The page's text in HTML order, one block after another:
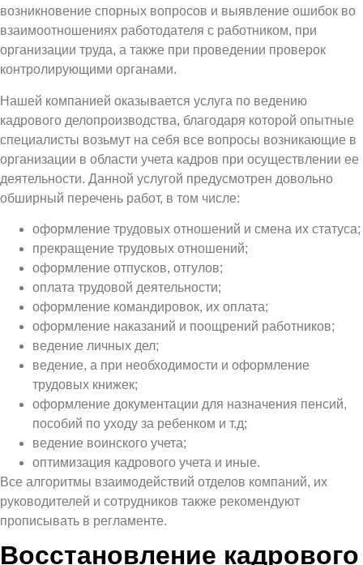
возникновение спорных вопросов и выявление ошибок во
взаимоотношениях работодателя с работником, при
организации труда, а также при проведении проверок
контролирующими органами.
Нашей компанией оказывается услуга по ведению
кадрового делопроизводства, благодаря которой опытные
специалисты возьмут на себя все вопросы возникающие в
организации в области учета кадров при осуществлении ее
деятельности. Данной услугой предусмотрен довольно
обширный перечень работ, в том числе:
оформление трудовых отношений и смена их статуса;
прекращение трудовых отношений;
оформление отпусков, отгулов;
оплата трудовой деятельности;
оформление командировок, их оплата;
оформление наказаний и поощрений работников;
ведение личных дел;
ведение, а при необходимости и оформление
трудовых книжек;
оформление документации для назначения пенсий,
пособий по уходу за ребенком и т.д;
ведение воинского учета;
оптимизация кадрового учета и иные.
Все алгоритмы взаимодействий отделов компаний, их
руководителей и сотрудников также рекомендуют
прописывать в регламенте.
Восстановление кадрового